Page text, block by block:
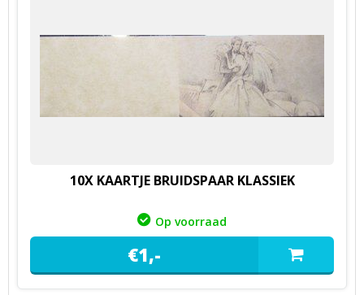
10X KAARTJE BRUIDSPAAR KLASSIEK
Op voorraad
€1,-